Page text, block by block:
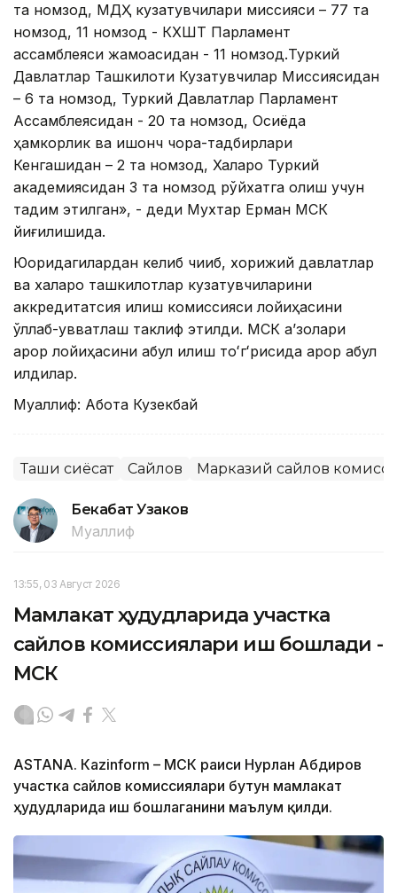
та номзод, МДҲ кузатувчилари миссияси – 77 та
номзод, 11 номзод - КХШТ Парламент
ассамблеяси жамоасидан - 11 номзод.Туркий
Давлатлар Ташкилоти Кузатувчилар Миссиясидан
– 6 та номзод, Туркий Давлатлар Парламент
Ассамблеясидан - 20 та номзод, Осиёда
ҳамкорлик ва ишонч чора-тадбирлари
Кенгашидан – 2 та номзод, Халқаро Туркий
академиясидан 3 та номзод рўйхатга олиш учун
тақдим этилган», - деди Мухтар Ерман МСК
йиғилишида.
Юқоридагилардан келиб чиқиб, хорижий давлатлар
ва халқаро ташкилотлар кузатувчиларини
аккредитатсия қилиш комиссияси лойиҳасини
қўллаб-қувватлаш таклиф этилди. МСК аʼзолари
қарор лойиҳасини қабул қилиш тоʻгʻрисида қарор қабул
қилдилар.
Муаллиф: Ақбота Кузекбай
Ташқи сиёсат Сайлов Марказий сайлов
Бекабат Узаков
Муаллиф
13:55, 03 Август 2026
Мамлакат ҳудудларида участка
сайлов комиссиялари иш бошлади -
МСК
ASTANА. Кazinform – МСК раиси Нурлан Абдиров
участка сайлов комиссиялари бутун мамлакат
ҳудудларида иш бошлаганини маълум қилди.